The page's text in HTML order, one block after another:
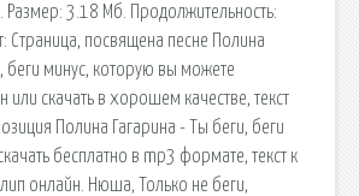
Размер: 3.18 Мб. Продолжительность:
Страница, посвящена песне Полина
беги минус, которую вы можете
или скачать в хорошем качестве, текст
Полина Гагарина - Ты беги, беги
бесплатно в mp3 формате, текст к
онлайн. Нюша, Только не беги,